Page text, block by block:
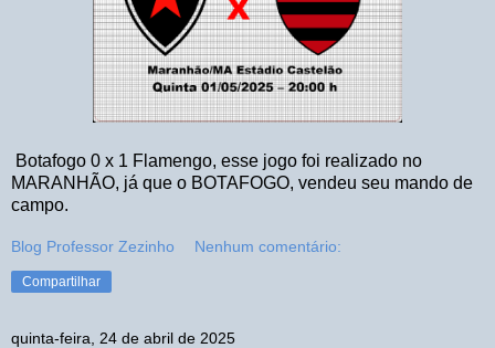
Botafogo 0 x 1 Flamengo, esse jogo foi realizado no
MARANHÃO, já que o BOTAFOGO, vendeu seu mando de
campo.
Blog Professor Zezinho Nenhum comentário:
Compartilhar
quinta-feira, 24 de abril de 2025